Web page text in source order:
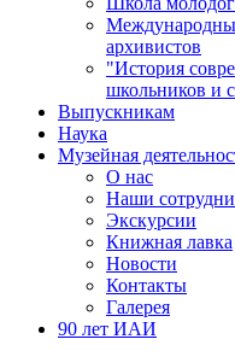
архивистов
"История
школьников и
Выпускникам
Наука
Музейная
О нас
Наши
Экскурсии
Книжная лавка
Новости
Контакты
Галерея
90 лет ИАИ